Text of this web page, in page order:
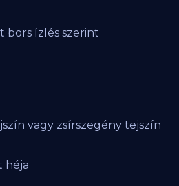
bors ízlés szerint
vagy zsírszegény tejszín
héja